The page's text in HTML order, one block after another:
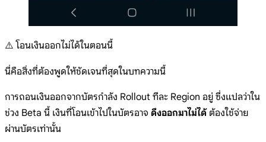
⚠️ โอนเงินออกไม่ได้ในตอนนี้
นี่คือสิ่งที่ต้องพูดให้ชัดเจนที่สุดในบทความนี้
การถอนเงินออกจากบัตรกำลัง Rollout ทีละ Region อยู่ ซึ่งแปลว่าใน
ช่วง Beta นี้ เงินที่โอนเข้าไปในบัตรอาจ ดึงออกมาไม่ได้ ต้องใช้จ่าย
ผ่านบัตรเท่านั้น